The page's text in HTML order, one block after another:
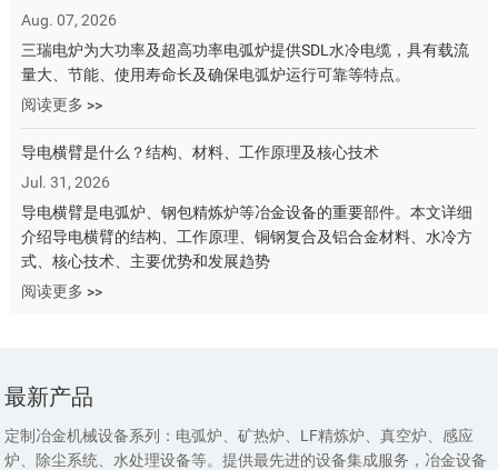
Aug. 07, 2026
三瑞电炉为大功率及超高功率电弧炉提供SDL水冷电缆，具有载流
量大、节能、使用寿命长及确保电弧炉运行可靠等特点。
阅读更多 >>
导电横臂是什么？结构、材料、工作原理及核心技术
Jul. 31, 2026
导电横臂是电弧炉、钢包精炼炉等冶金设备的重要部件。本文详细
介绍导电横臂的结构、工作原理、铜钢复合及铝合金材料、水冷方
式、核心技术、主要优势和发展趋势
阅读更多 >>
最新产品
定制冶金机械设备系列：电弧炉、矿热炉、LF精炼炉、真空炉、感应
炉、除尘系统、水处理设备等。提供最先进的设备集成服务，冶金设备